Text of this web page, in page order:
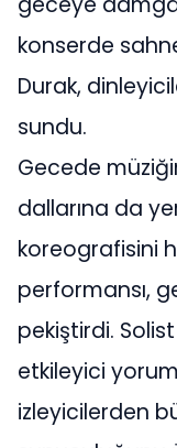
konserde
Durak,
sundu.
Gecede
dallarına da
koreografisini
performansı,
pekiştirdi. Solist
etkileyici
izleyicilerden